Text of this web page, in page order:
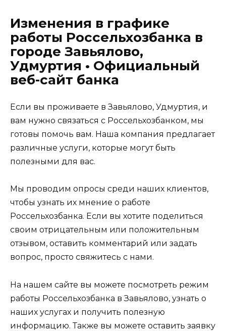
Изменения в графике
работы Россельхозбанка в
городе Завьялово,
Удмуртия • Официальный
веб-сайт банка
Если вы проживаете в Завьялово, Удмуртия, и
вам нужно связаться с Россельхозбанком, мы
готовы помочь вам. Наша компания предлагает
различные услуги, которые могут быть
полезными для вас.
Мы проводим опросы среди наших клиентов,
чтобы узнать их мнение о работе
Россельхозбанка. Если вы хотите поделиться
своим отрицательным или положительным
отзывом, оставить комментарий или задать
вопрос, просто свяжитесь с нами.
На нашем сайте вы можете посмотреть режим
работы Россельхозбанка в Завьялово, узнать о
наших услугах и получить полезную
информацию. Также вы можете оставить заявку